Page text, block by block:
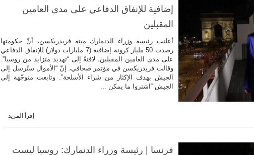
إضافية للإنفاق الدفاعي على مدى العامين
المقبلين
أعلنت رئيسة وزراء الدنمارك ميته فريدريكسن، أنّ حكومتها
رصدت 50 مليار كرونة إضافية (7 مليارات دولار) للإنفاق الدفاعي
على مدى العامين المقبلين، لافتةً إلى “تهديد متزايد من روسيا”.
وقالت فريدريكسن في مؤتمر صحافي، إنّ “الأموال ستُرسل إلى
الجيش بهدف الإكثار من شراء الأسلحة”. وتابعت متوجّهة إلى
الجيش “اشتروا ما يمكن ...
إقرأ المزيد
فرنسا | رئيسة وزراء الدنمارك: روسيا ليست